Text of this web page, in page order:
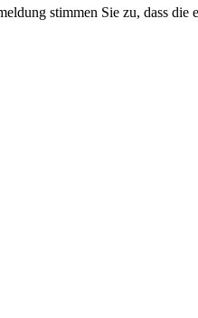
stimmen Sie zu, dass